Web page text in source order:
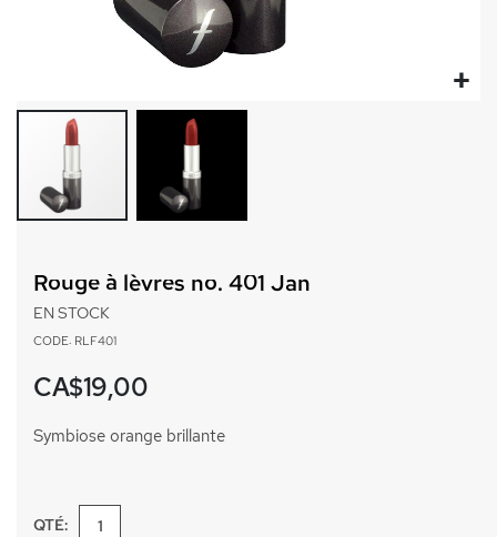
début
d’images
Rouge à lèvres no. 401 Jan
EN STOCK
CODE: RLF401
CA$19,00
Symbiose orange brillante
QTÉ: